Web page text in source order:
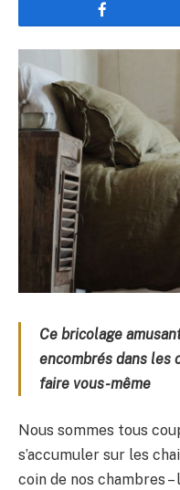
Ce bricolage
encombrés dans les
faire vous-même
Nous sommes tous
s’accumuler sur les
coin de nos chambres